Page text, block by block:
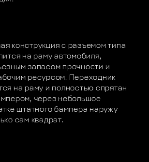
конструкция с разъемом типа
на раму автомобиля,
запасом прочности и
ресурсом. Переходник
на раму и полностью спрятан
через небольшое
штатного бампера наружу
сам квадрат.